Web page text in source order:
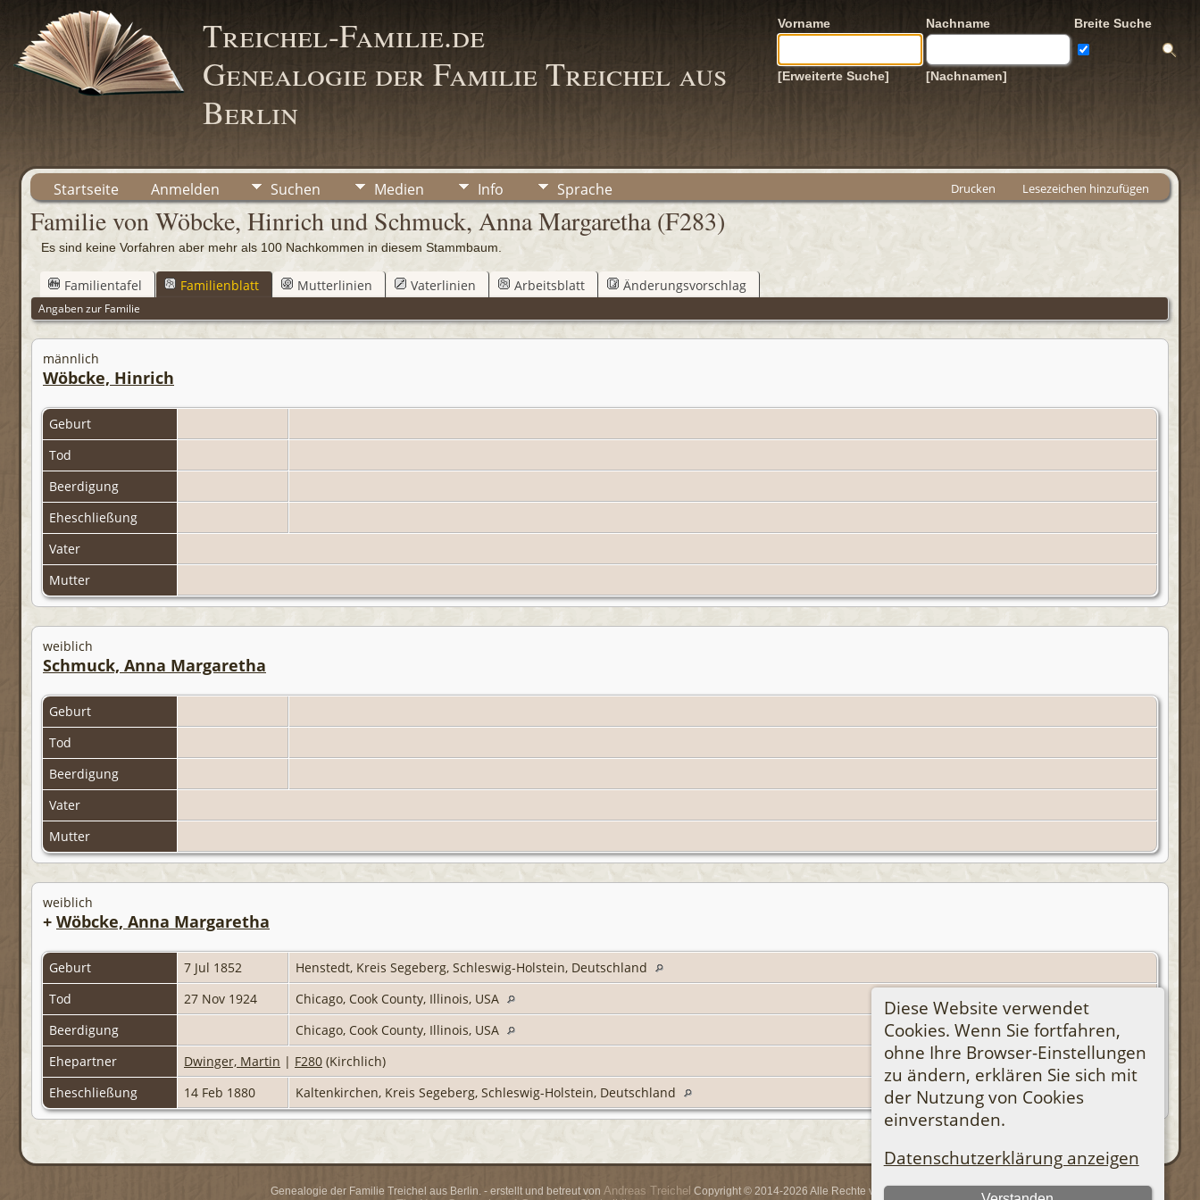
Treichel-Familie.de
Genealogie der Familie Treichel aus
Berlin
Vorname Nachname Breite Suche
[Erweiterte Suche] [Nachnamen]
Startseite Anmelden Suchen Medien Info Sprache Drucken Lesezeichen hinzufügen
Diese Website verwendet
Cookies. Wenn Sie fortfahren,
ohne Ihre Browser-Einstellungen
zu ändern, erklären Sie sich mit
der Nutzung von Cookies
einverstanden.
Datenschutzerklärung anzeigen
Familie von Wöbcke, Hinrich und Schmuck, Anna Margaretha (F283)
Es sind keine Vorfahren aber mehr als 100 Nachkommen in diesem Stammbaum.
Familientafel Familienblatt Mutterlinien Vaterlinien Arbeitsblatt Änderungsvorschlag
Angaben zur Familie
männlich
Wöbcke, Hinrich
Geburt
Tod
Beerdigung
Eheschließung
Vater
Mutter
weiblich
Schmuck, Anna Margaretha
Geburt
Tod
Beerdigung
Vater
Mutter
weiblich
+ Wöbcke, Anna Margaretha
Geburt 7 Jul 1852
Henstedt, Kreis Segeberg, Schleswig-Holstein, Deutschland
Tod
27 Nov 1924
Chicago, Cook County, Illinois, USA
Beerdigung
Chicago, Cook County, Illinois, USA
Ehepartner
Dwinger, Martin | F280 (Kirchlich)
Eheschließung
14 Feb 1880 Kaltenkirchen, Kreis Segeberg, Schleswig-Holstein, Deutschland
Genealogie der Familie Treichel aus Berlin. - erstellt und betreut von Andreas Treichel Copyright © 2014-2026 Alle Rechte vorbehalten.